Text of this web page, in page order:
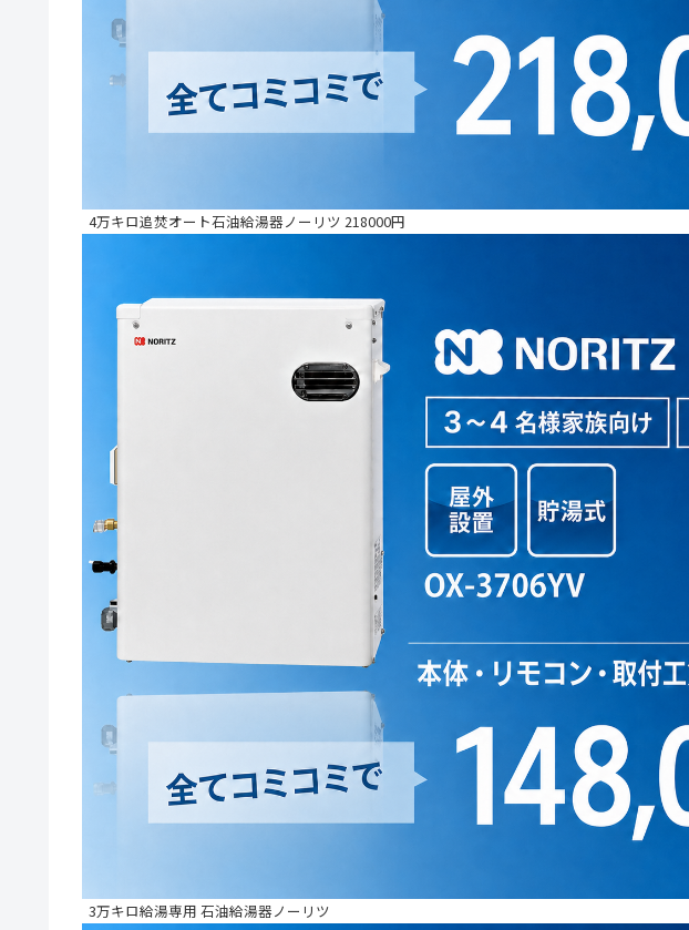
4万キロ追焚オート石油給湯器ノーリツ 218000円
3万キロ給湯専用 石油給湯器ノーリツ